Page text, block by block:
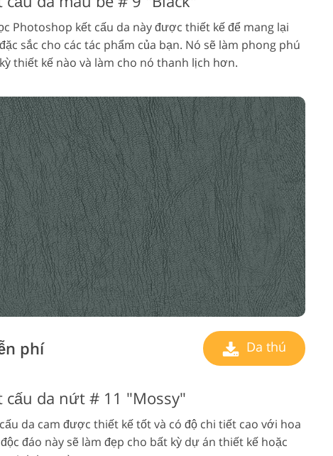
Photoshop kết cấu da này được thiết kế để mang lại
sắc cho các tác phẩm của bạn. Nó sẽ làm phong phú
thiết kế nào và làm cho nó thanh lịch hơn.
phí Da thú
cấu da nứt # 11 "Mossy"
da cam được thiết kế tốt và có độ chi tiết cao với hoa
đáo này sẽ làm đẹp cho bất kỳ dự án thiết kế hoặc